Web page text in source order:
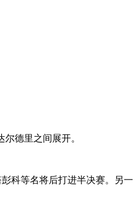
德里之间展开。
科等名将后打进半决赛。另一